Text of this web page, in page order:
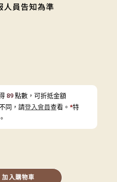
人員告知為準
89 點數，可折抵金額
同，請登入會員查看。 *特
加入購物車